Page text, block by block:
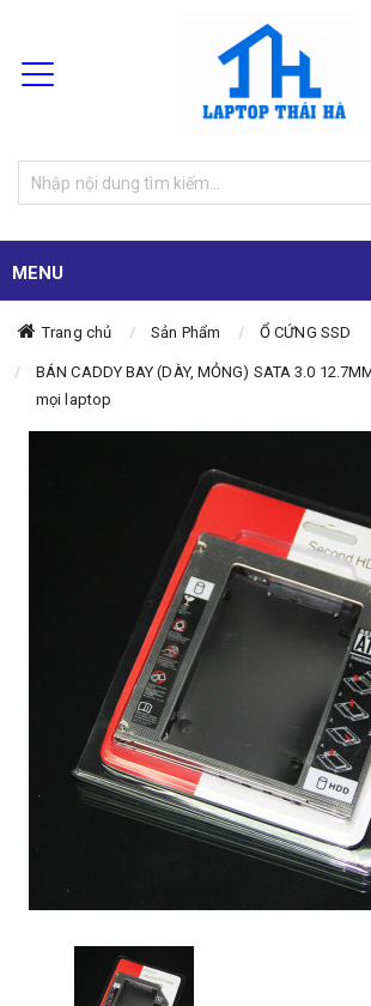
MENU
Trang chủ Sản Phẩm Ổ CỨNG SSD
BÁN CADDY BAY (DÀY, MỎNG) SATA 3.0
mọi laptop